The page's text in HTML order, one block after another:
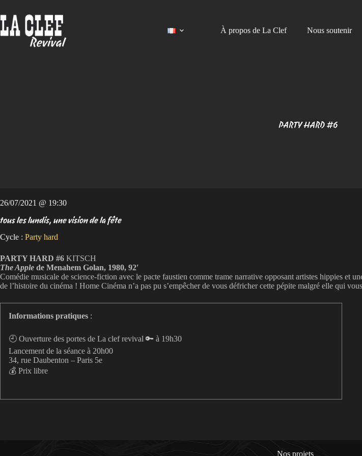
au
contenu
À propos de La Clef
Nous soutenir
PARTY HARD #6
26/07/2021 @ 19:30
tous les lundis, une vision de la fête
Cycle : Party hard
PARTY HARD #6 KITSCH
The Apple de Menahem Golan, 1980, 92′
Comédie musicale de science-fiction avec le pacte faustien comme trame narrative opposant artistes hippies et
de l’histoire du cinéma ! Home Cinéma n’a pas pu s’empêcher de vous défricher cette pépite malgré elle qui
Informations pratiques :
🕘 Ouverture des portes de La clef revival 🔑 à 19h30
Lancement de la séance à 20h00
34, rue Daubenton – Paris 5e
💰 Prix libre
Nos projets